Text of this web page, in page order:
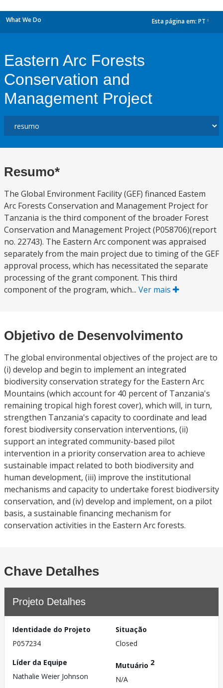
What We Do Esta página em: PT
Eastern Arc Forests
Conservation and
Management Project
Resumo*
The Global Environment Facility (GEF) financed Eastem
Arc Forests Conservation and Management Project for
Tanzania is the third component of the broader Forest
Conservation and Management Project (P058706)(report
no. 22743). The Eastern Arc component was appraised
separately from the main project due to timing of the GEF
approval process, which has necessitated the separate
processing of the grant component. This third
component of the program, which... Ver mais
Objetivo de Desenvolvimento
The global environmental objectives of the project are to
(i) develop and begin to implement an integrated
biodiversity conservation strategy for the Eastern Arc
Mountains (which account for 40 percent of Tanzania's
remaining tropical high forest cover), which will, in turn,
strengthen Tanzania's capacity to coordinate and lead
forest biodiversity conservation interventions, (ii)
support an integrated community-based pilot
intervention in a priority conservation area to achieve
sustainable impact related to both biodiversity and
human development, (iii) improve the institutional
mechanisms and capacity to undertake forest biodiversity
conservation, and (iv) develop and implement, on a pilot
basis, a sustainable financing mechanism for
conservation activities in the Eastern Arc forests.
Chave Detalhes
Projeto Detalhes
Identidade do Projeto
P057234
Situação
Closed
Líder da Equipe
Nathalie Weier Johnson
Mutuário 2
N/A